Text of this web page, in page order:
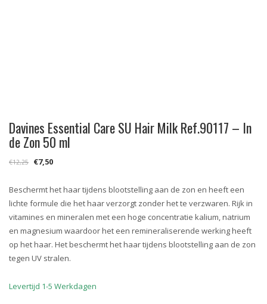
Davines Essential Care SU Hair Milk Ref.90117 – In
de Zon 50 ml
€12,25
Oorspronkelijke
was:
€12,25.
€7,50Huidige
is:
€7,50.
Beschermt het haar tijdens blootstelling aan de zon en heeft een
lichte formule die het haar verzorgt zonder het te verzwaren. Rijk in
vitamines en mineralen met een hoge concentratie kalium, natrium
en magnesium waardoor het een remineraliserende werking heeft
op het haar. Het beschermt het haar tijdens blootstelling aan de zon
tegen UV stralen.
Levertijd 1-5 Werkdagen